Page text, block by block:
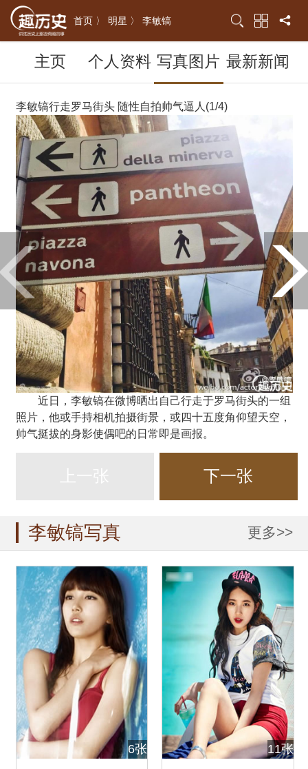
首页 〉 明星 〉 李敏镐
主页 个人资料 写真图片 最新新闻
李敏镐行走罗马街头 随性自拍帅气逼人(1/4)
近日，李敏镐在微博晒出自己行走于罗马街头的一组
照片，他或手持相机拍摄街景，或四十五度角仰望天空，
帅气挺拔的身影使偶吧的日常即是画报。
下一张
李敏镐写真 更多>>
6张
11张